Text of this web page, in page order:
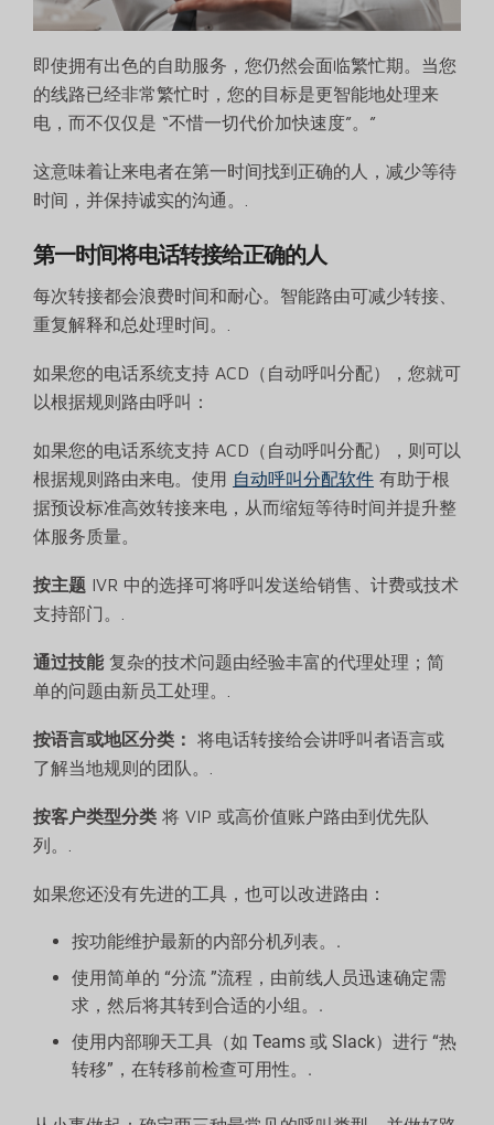
即使拥有出色的自助服务，您仍然会面临繁忙期。当您
的线路已经非常繁忙时，您的目标是更智能地处理来
电，而不仅仅是 “不惜一切代价加快速度”。”
这意味着让来电者在第一时间找到正确的人，减少等待
时间，并保持诚实的沟通。.
第一时间将电话转接给正确的人
每次转接都会浪费时间和耐心。智能路由可减少转接、
重复解释和总处理时间。.
如果您的电话系统支持 ACD（自动呼叫分配），您就可
以根据规则路由呼叫：
如果您的电话系统支持 ACD（自动呼叫分配），则可以
根据规则路由来电。使用 自动呼叫分配软件 有助于根
据预设标准高效转接来电，从而缩短等待时间并提升整
体服务质量。
按主题 IVR 中的选择可将呼叫发送给销售、计费或技术
支持部门。.
通过技能复杂的技术问题由经验丰富的代理处理；简
单的问题由新员工处理。.
按语言或地区分类：
将电话转接给会讲呼叫者语言或
了解当地规则的团队。.
按客户类型分类 将 VIP 或高价值账户路由到优先队
列。.
如果您还没有先进的工具，也可以改进路由：
按功能维护最新的内部分机列表。.
使用简单的 “分流 ”流程，由前线人员迅速确定需
求，然后将其转到合适的小组。.
使用内部聊天工具（如 Teams 或 Slack）进行 “热
转移”，在转移前检查可用性。.